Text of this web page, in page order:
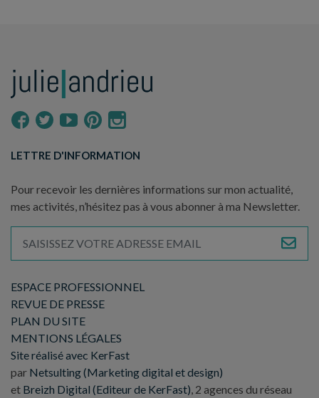
ESPACE PROFESSIONNEL
REVUE DE PRESSE
PLAN DU SITE
MENTIONS LÉGALES
Site réalisé avec KerFast
par Netsulting (Marketing digital et design)
et Breizh Digital (Editeur de KerFast) , 2 agences du réseau
LETTRE D'INFORMATION
Pour recevoir les dernières informations sur mon actualité,
mes activités, n’hésitez pas à vous abonner à ma Newsletter.